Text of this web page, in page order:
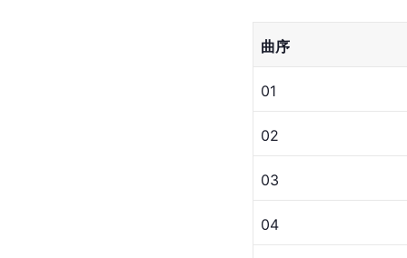
曲序
01
02
03
04